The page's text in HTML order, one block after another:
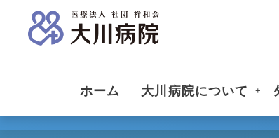
ホーム 大川病院について